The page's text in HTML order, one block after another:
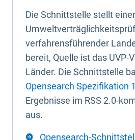
Die Schnittstelle stellt
verfahrensführender
bereit, Quelle ist das UVP-
Länder. Die Schnittstelle
Opensearch Spezifikation
Ergebnisse im RSS 2.0-
aus.
Opensearch-